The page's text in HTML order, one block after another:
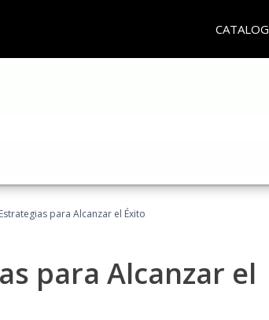
CATALOG
para Alcanzar el Éxito
para Alcanzar el